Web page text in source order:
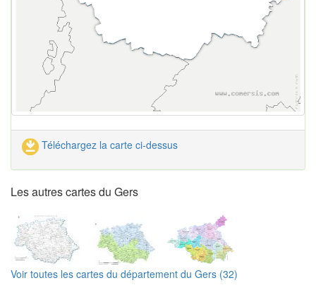
Téléchargez la carte ci-dessus
Les autres cartes du Gers
Voir toutes les cartes du département du Gers (32)